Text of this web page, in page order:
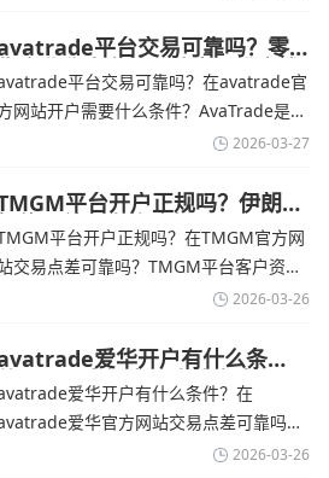
险管理工具。通过TMGM官网交易资讯了
解，金价周四回落，受​美元走强和油价上
涨，使通胀担忧保持不变‌对加息的持续预
平台交易可靠吗？零
售企业称中东地区冲突正推高成
avatrade官网
平台交易可靠吗？在avatrade官
网站开户需要什么条件？‌‌‌AvaTrade是一
个在交易优势和可靠性两方面都非常均衡
学习和探索中成长的新手交易者。通过
官网交易资讯了解，零售企业警
告称，中东地区的冲突正在推高成本，如
2026-03-27
平台开户正规吗？伊朗仍
绝与美国直接谈判-TMGM官
网
平台开户正规吗？在TMGM官方网
交易点差可靠吗？‌‌‌TMGM平台客户资金
存放在澳大利亚国民银行等顶级银行的独
TMGM官网交易资讯了解，伊朗外交部长
表示，尽管德黑兰高级官员正在审查美国
结束战争的提议
2026-03-26
爱华开户有什么条
件？亚洲市场交易喜忧参半-
爱华官网
爱华开户有什么条件？在
爱华官方网站交易点差可靠吗？‌‌‌
avatrade爱华平台的新手可以用很小的成
2026-03-26